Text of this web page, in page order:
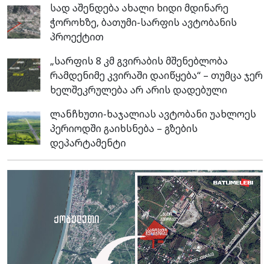
სად აშენდება ახალი ხიდი მდინარე
ჭოროხზე, ბათუმი-სარფის ავტობანის
პროექტით
„სარფის 8 კმ გვირაბის მშენებლობა
რამდენიმე კვირაში დაიწყება“ – თუმცა ჯერ
ხელშეკრულება არ არის დადებული
ლანჩხუთი-ხაჯალიას ავტობანი უახლოეს
პერიოდში გაიხსნება – გზების
დეპარტამენტი